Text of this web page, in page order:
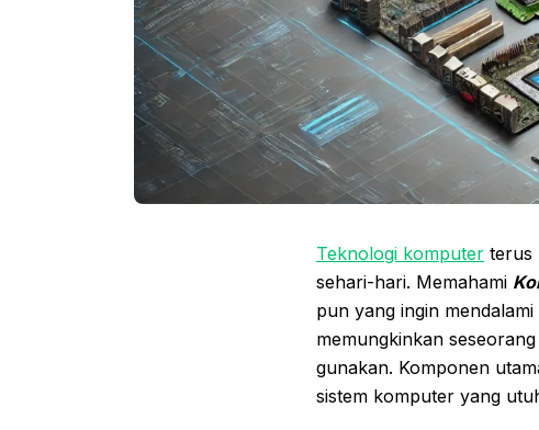
Teknologi komputer terus
sehari-hari. Memahami
pun yang ingin
memungkinkan
gunakan. Komponen
sistem komputer yang